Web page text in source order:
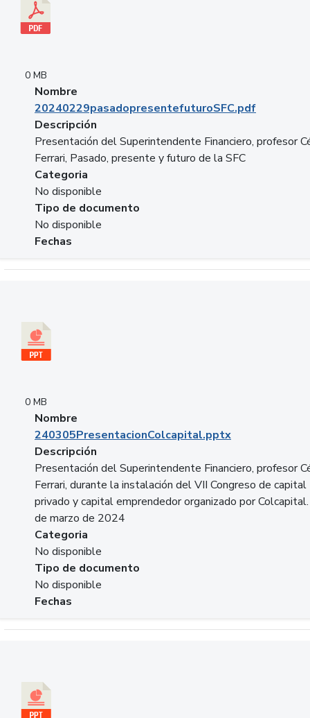
0 MB
Nombre
20240229pasadopresentefuturoSFC.pdf
Descripción
Presentación del Superintendente Financiero, profesor
Ferrari, Pasado, presente y futuro de la SFC
Categoria
No disponible
Tipo de documento
No disponible
Fechas
0 MB
Nombre
240305PresentacionColcapital.pptx
Descripción
Presentación del Superintendente Financiero, profesor
Ferrari, durante la instalación del VII Congreso de capital
privado y capital emprendedor organizado por
de marzo de 2024
Categoria
No disponible
Tipo de documento
No disponible
Fechas